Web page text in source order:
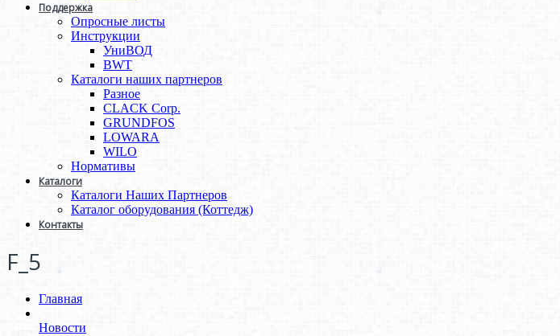
Поддержка
Опросные листы
Инструкции
УниВОД
BWT
Каталоги наших партнеров
Разное
CLACK Corp.
GRUNDFOS
LOWARA
WILO
Нормативы
Каталоги
Каталоги Наших Партнеров
Каталог оборудования (Коттедж)
Контакты
F_5
Главная
Новости